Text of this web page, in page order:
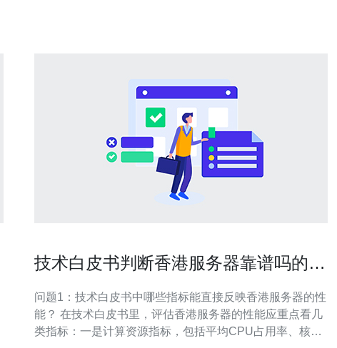
技术白皮书判断香港服务器靠谱吗的性
问题1：技术白皮书中哪些指标能直接反映香港服务器的性
能？ 在技术白皮书里，评估香港服务器的性能应重点看几
类指标：一是计算资源指标，包括平均CPU占用率、核数